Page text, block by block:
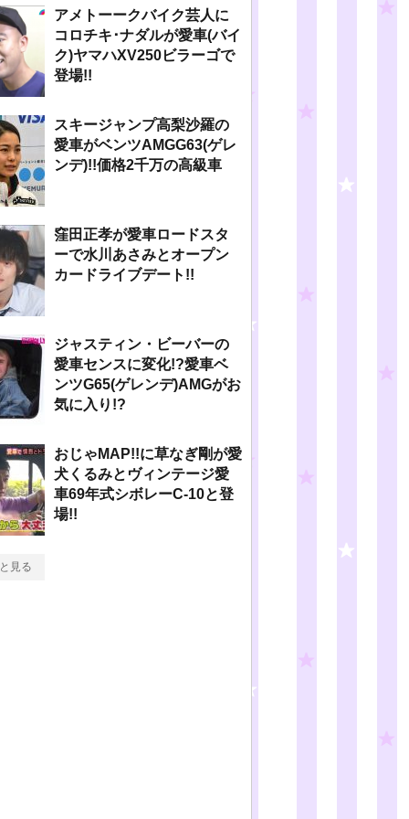
アメトーークバイク芸人に
コロチキ･ナダルが愛車(バイ
ク)ヤマハXV250ビラーゴで
登場!!
スキージャンプ高梨沙羅の
愛車がベンツAMGG63(ゲレ
ンデ)!!価格2千万の高級車
窪田正孝が愛車ロードスタ
ーで水川あさみとオープン
カードライブデート!!
ジャスティン・ビーバーの
愛車センスに変化!?愛車ベ
ンツG65(ゲレンデ)AMGがお
気に入り!?
おじゃMAP!!に草なぎ剛が愛
犬くるみとヴィンテージ愛
車69年式シボレーC-10と登
場!!
見る